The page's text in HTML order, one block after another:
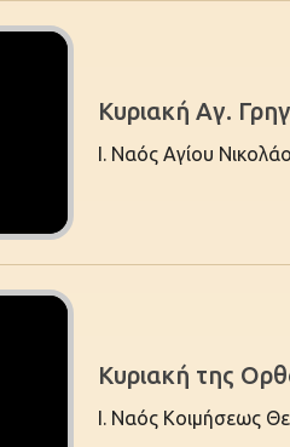
Κυριακή Αγ.
Ι. Ναός Αγίου
Κυριακή της
Ι. Ναός Κοιμήσεως